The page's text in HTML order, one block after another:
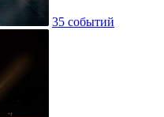
35 событий